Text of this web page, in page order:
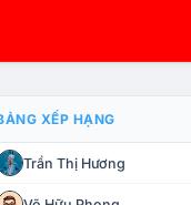
CHẾ TÀI XỬ LÝ VI PHẠM
XẾP HẠNG
Trần Thị Hương